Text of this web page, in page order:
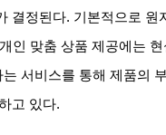
결정된다. 기본적으로 원
인 맞춤 상품 제공에는
는 서비스를 통해 제품의
고 있다.